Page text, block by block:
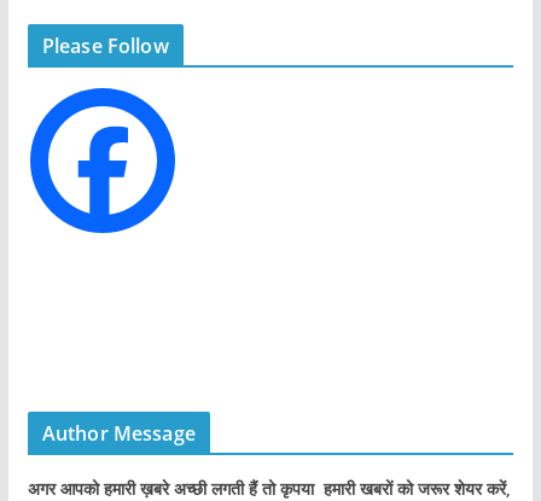
r
e
s
Please Follow
Author Message
अगर आपको हमारी ख़बरे अच्छी लगती हैं तो कृपया हमारी खबरों को जरूर शेयर करें,